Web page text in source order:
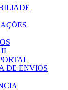
DE ENVIOS